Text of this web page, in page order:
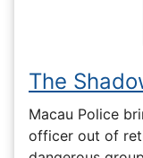
The
Macau Police
officer out of